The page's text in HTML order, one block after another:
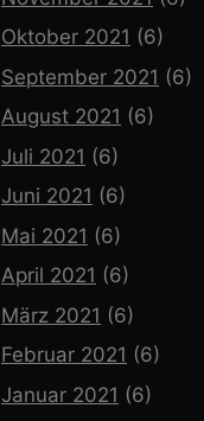
Oktober 2021 (6)
September 2021 (6)
August 2021 (6)
Juli 2021 (6)
Juni 2021 (6)
Mai 2021 (6)
April 2021 (6)
März 2021 (6)
Februar 2021 (6)
Januar 2021 (6)